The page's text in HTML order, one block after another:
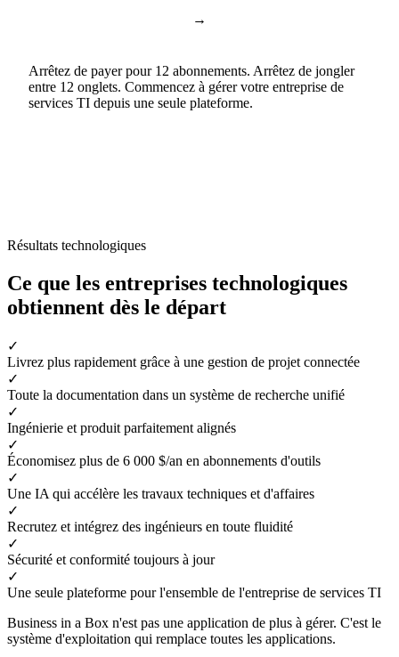
→
Arrêtez de payer pour 12 abonnements. Arrêtez de jongler
entre 12 onglets. Commencez à gérer votre entreprise de
services TI depuis une seule plateforme.
Résultats technologiques
Ce que les entreprises technologiques
obtiennent dès le départ
✓
Livrez plus rapidement grâce à une gestion de projet connectée
✓
Toute la documentation dans un système de recherche unifié
✓
Ingénierie et produit parfaitement alignés
✓
Économisez plus de 6 000 $/an en abonnements d'outils
✓
Une IA qui accélère les travaux techniques et d'affaires
✓
Recrutez et intégrez des ingénieurs en toute fluidité
✓
Sécurité et conformité toujours à jour
✓
Une seule plateforme pour l'ensemble de l'entreprise de services TI
Business in a Box n'est pas une application de plus à gérer. C'est le
système d'exploitation qui remplace toutes les applications.